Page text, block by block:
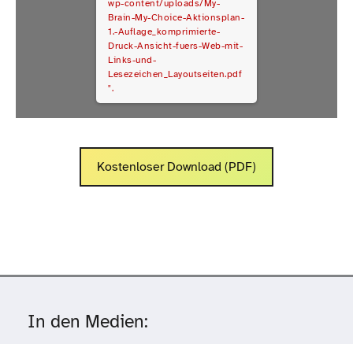
wp-content/uploads/My-
Brain-My-Choice-Aktionsplan-
1.-Auflage_komprimierte-
Druck-Ansicht-fuers-Web-mit-
Links-und-
Lesezeichen_Layoutseiten.pdf
".
Kostenloser Download (PDF)
In den Medien: